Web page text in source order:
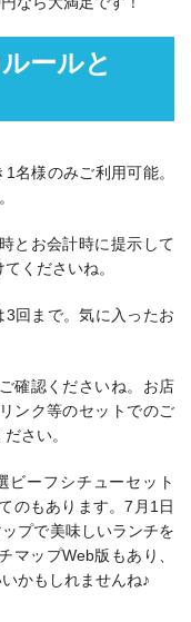
ールと
様のみご利用可能。
とお会計時に提示して
くださいね。
回まで。気に入ったお
確認くださいね。お店
ンク等のセットでのご
さい。
ビーフシチューセット
のもあります。7月1日
プで美味しいランチを
マップWeb版もあり、
かもしれませんね♪